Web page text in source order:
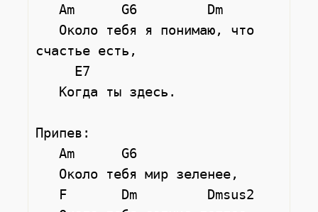
   Am      G6         Dm
счастье есть,
Припев:
   Am      G6